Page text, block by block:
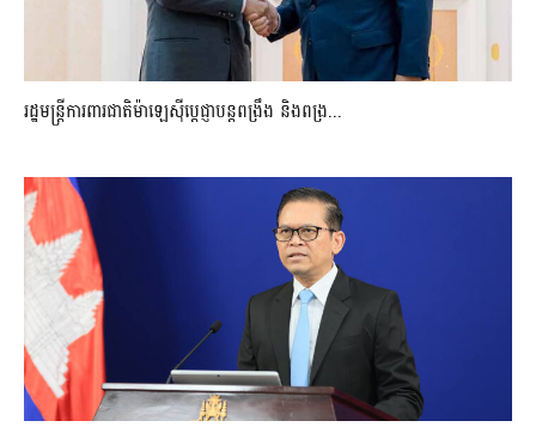
រដ្ឋមន្ត្រីការពារជាតិម៉ាឡេស៊ីប្ដេជ្ញាបន្តពង្រឹង និងពង្រ...